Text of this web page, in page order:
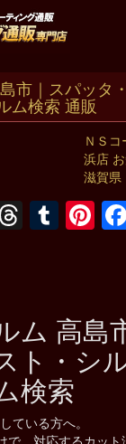
市｜スパッタ
ム検索 通販
ＮＳ
浜店
滋賀県
ム 高島
ト・シ
検索
ている方へ。
で、対応するカッ